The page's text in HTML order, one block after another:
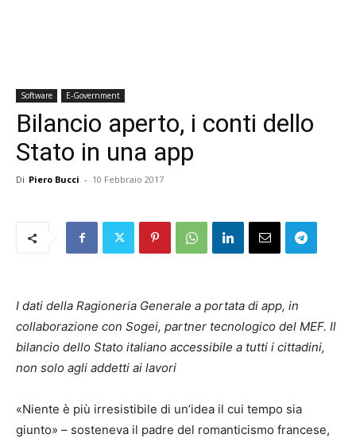
Software E-Government
Bilancio aperto, i conti dello
Stato in una app
Di Piero Bucci - 10 Febbraio 2017
I dati della Ragioneria Generale a portata di app, in
collaborazione con Sogei, partner tecnologico del MEF. Il
bilancio dello Stato italiano accessibile a tutti i cittadini,
non solo agli addetti ai lavori
«Niente è più irresistibile di un’idea il cui tempo sia
giunto» – sosteneva il padre del romanticismo francese,